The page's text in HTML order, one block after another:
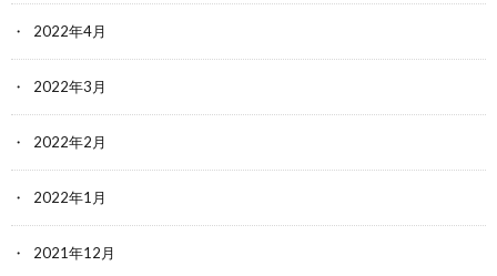
2022年4月
2022年3月
2022年2月
2022年1月
2021年12月